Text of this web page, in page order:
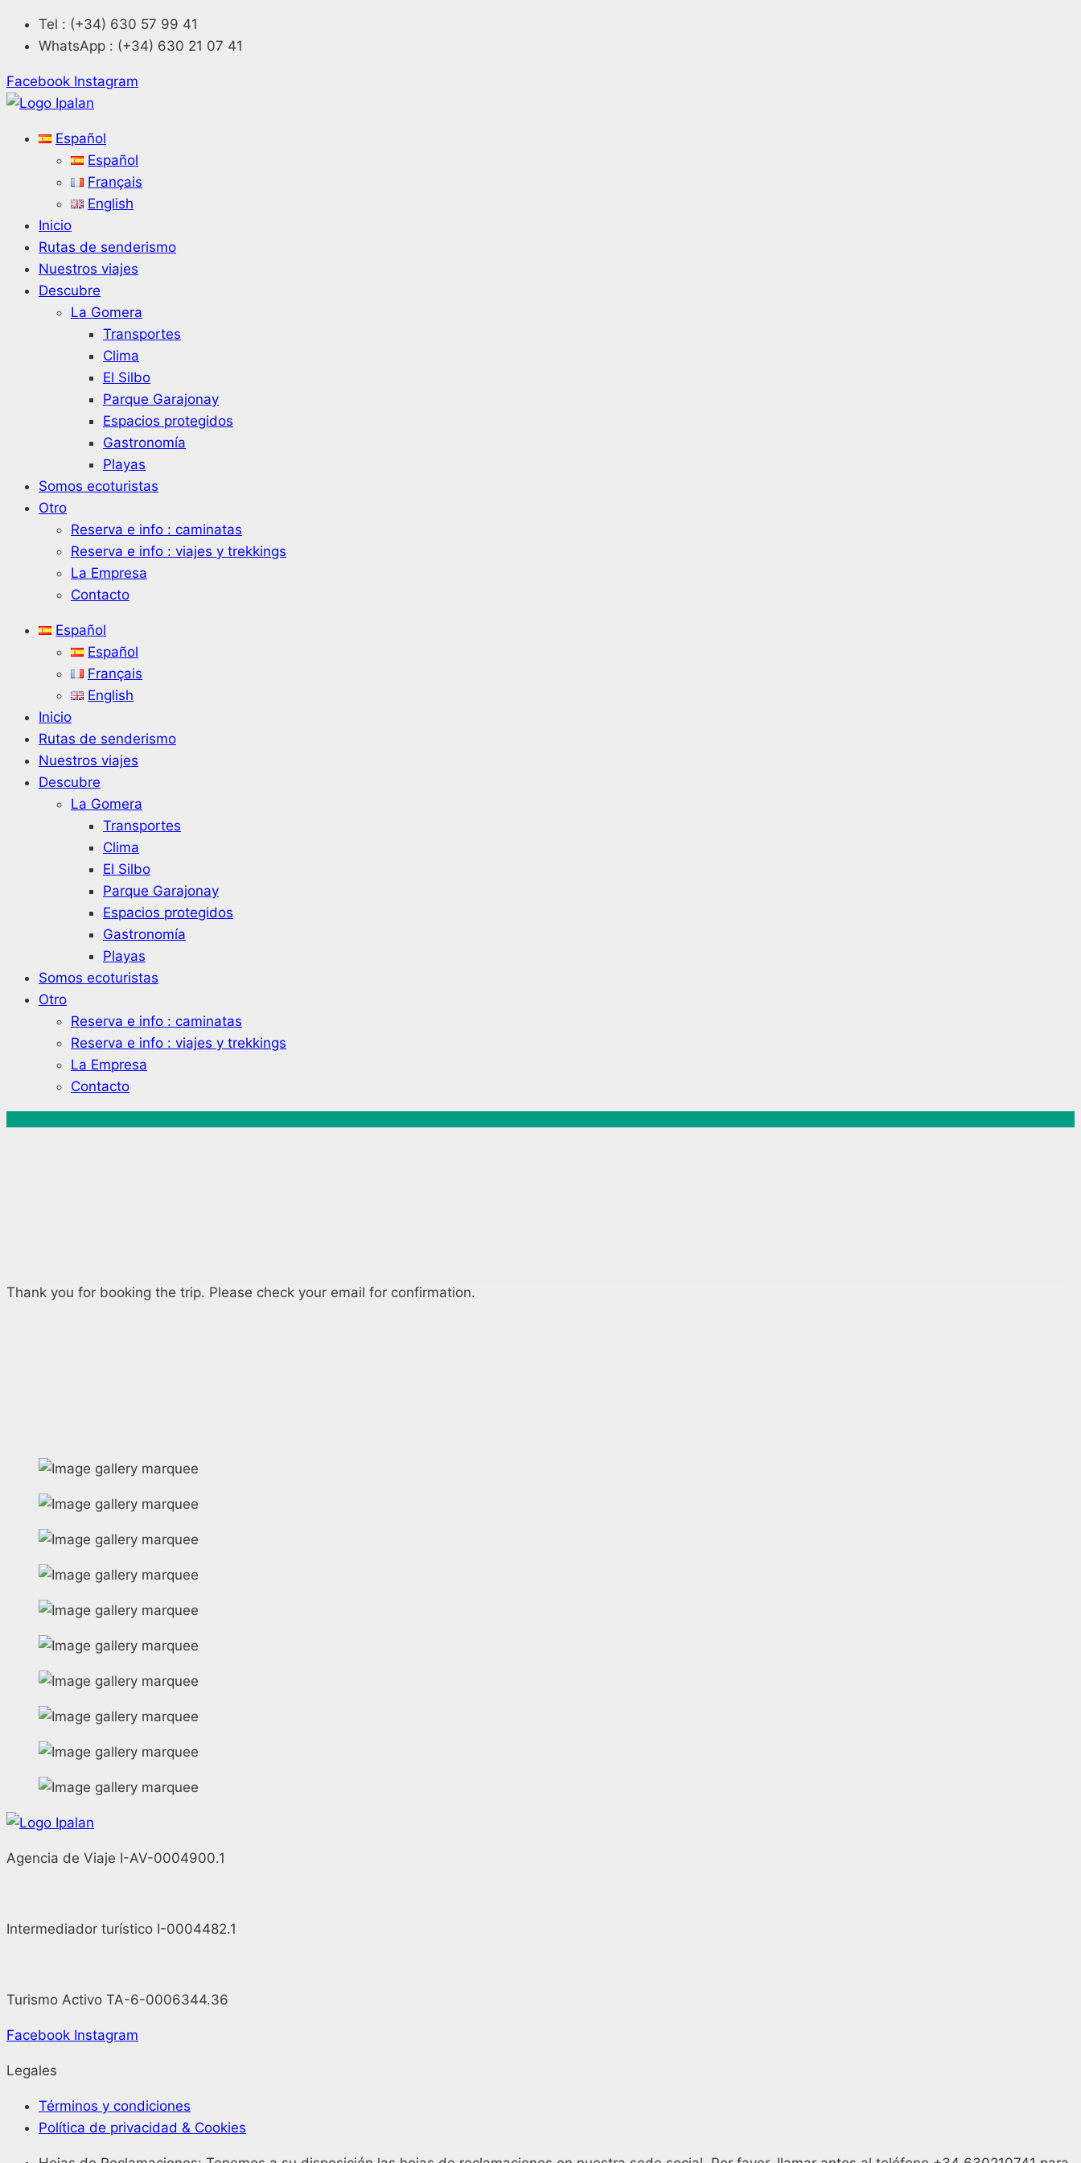
SaltarTel : (+34) 630 57 99 41
WhatsApp : (+34) 630 21 07 41
Facebook Instagram
Español
Español
Français
English
Inicio
Rutas de senderismo
Nuestros viajes
Descubre
La Gomera
Transportes
Clima
El Silbo
Parque Garajonay
Espacios protegidos
Gastronomía
Playas
Somos ecoturistas
Otro
Reserva e info : caminatas
Reserva e info : viajes y trekkings
La Empresa
Contacto
Español
Español
Français
English
Inicio
Rutas de senderismo
Nuestros viajes
Descubre
La Gomera
Transportes
Clima
El Silbo
Parque Garajonay
Espacios protegidos
Gastronomía
Playas
Somos ecoturistas
Otro
Reserva e info : caminatas
Reserva e info : viajes y trekkings
La Empresa
Contacto
Thank you for booking the trip. Please check your email for confirmation.
Agencia de Viaje I-AV-0004900.1
Intermediador turístico I-0004482.1
Turismo Activo TA-6-0006344.36
Facebook Instagram
Legales
Términos y condiciones
Política de privacidad & Cookies